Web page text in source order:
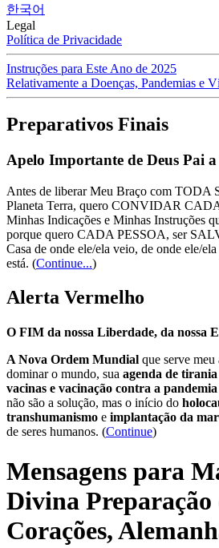
한국어
Legal
Política de Privacidade
Instruções para Este Ano de 2025
Relativamente a Doenças, Pandemias e
Preparativos Finais
Apelo Importante de Deus Pai a
Antes de liberar Meu Braço com TODA
Planeta Terra, quero CONVIDAR
Minhas Indicações e Minhas Instruções
porque quero CADA PESSOA, ser
Casa de onde ele/ela veio, de onde ele/
está. (Continue...)
Alerta Vermelho
O FIM da nossa Liberdade, da nossa
A Nova Ordem Mundial que serve
dominar o mundo, sua agenda de tirania
vacinas e vacinação contra a
não são a solução, mas o início do
transhumanismo e implantação da
de seres humanos. (Continue)
Mensagens para
Divina Preparação
Corações,